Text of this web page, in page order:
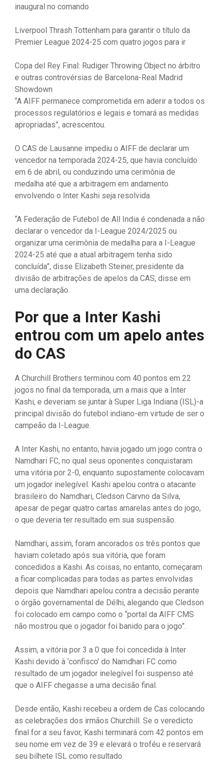
inaugural no comando
Liverpool Thrash Tottenham para garantir o título da
Premier League 2024-25 com quatro jogos para ir
Copa del Rey Final: Rudiger Throwing Object no árbitro
e outras controvérsias de Barcelona-Real Madrid
Showdown
“A AIFF permanece comprometida em aderir a todos os
processos regulatórios e legais e tomará as medidas
apropriadas”, acrescentou.
O CAS de Lausanne impediu o AIFF de declarar um
vencedor na temporada 2024-25, que havia concluído
em 6 de abril, ou conduzindo uma cerimônia de
medalha até que a arbitragem em andamento
envolvendo o Inter Kashi seja resolvida.
“A Federação de Futebol de All India é condenada a não
declarar o vencedor da I-League 2024/2025 ou
organizar uma cerimônia de medalha para a I-League
2024-25 até que a atual arbitragem tenha sido
concluída”, disse Elizabeth Steiner, presidente da
divisão de arbitrações de apelos da CAS, disse em
uma declaração.
Por que a Inter Kashi
entrou com um apelo antes
do CAS
A Churchill Brothers terminou com 40 pontos em 22
jogos no final da temporada, um a mais que a Inter
Kashi, e deveriam se juntar à Super Liga Indiana (ISL)-a
principal divisão do futebol indiano-em virtude de ser o
campeão da I-League.
A Inter Kashi, no entanto, havia jogado um jogo contra o
Namdhari FC, no qual seus oponentes conquistaram
uma vitória por 2-0, enquanto supostamente colocavam
um jogador inelegível. Kashi apelou contra o atacante
brasileiro do Namdhari, Cledson Carvno da Silva,
apesar de pegar quatro cartas amarelas antes do jogo,
o que deveria ter resultado em sua suspensão.
Namdhari, assim, foram ancorados os três pontos que
haviam coletado após sua vitória, que foram
concedidos a Kashi. As coisas, no entanto, começaram
a ficar complicadas para todas as partes envolvidas
depois que Namdhari apelou contra a decisão perante
o órgão governamental de Délhi, alegando que Cledson
foi colocado em campo como o “portal da AIFF CMS
não mostrou que o jogador foi banido para o jogo”.
Assim, a vitória por 3 a 0 que foi concedida à Inter
Kashi devido à ‘confisco’ do Namdhari FC como
resultado de um jogador inelegível foi suspenso até
que o AIFF chegasse a uma decisão final.
Desde então, Kashi recebeu a ordem de Cas colocando
as celebrações dos irmãos Churchill. Se o veredicto
final for a seu favor, Kashi terminará com 42 pontos em
seu nome em vez de 39 e elevará o troféu e reservará
seu bilhete ISL como resultado.